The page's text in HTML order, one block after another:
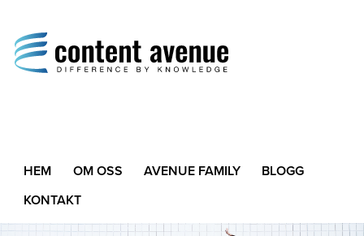
Difference by Knowledge
HEM OM OSS AVENUE FAMILY
BLOGG
KONTAKT